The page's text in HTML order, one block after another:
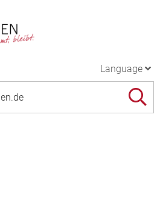
Language